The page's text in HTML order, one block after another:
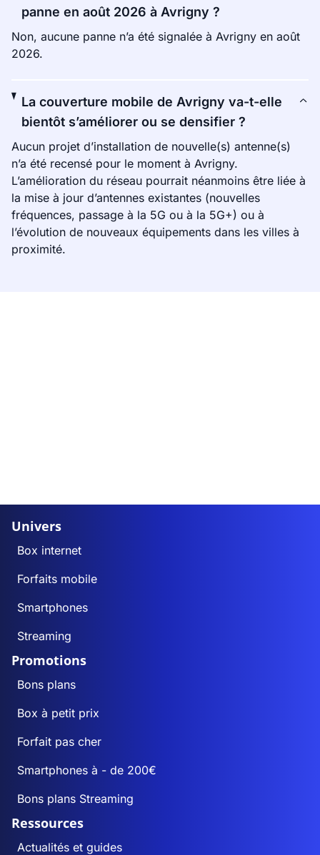
panne en août 2026 à Avrigny ?
Non, aucune panne n’a été signalée à Avrigny en août
2026.
La couverture mobile de Avrigny va-t-elle
bientôt s’améliorer ou se densifier ?
Aucun projet d’installation de nouvelle(s) antenne(s)
n’a été recensé pour le moment à Avrigny.
L’amélioration du réseau pourrait néanmoins être liée à
la mise à jour d’antennes existantes (nouvelles
fréquences, passage à la 5G ou à la 5G+) ou à
l’évolution de nouveaux équipements dans les villes à
proximité.
Univers
Box internet
Forfaits mobile
Smartphones
Streaming
Promotions
Bons plans
Box à petit prix
Forfait pas cher
Smartphones à - de 200€
Bons plans Streaming
Ressources
Actualités et guides